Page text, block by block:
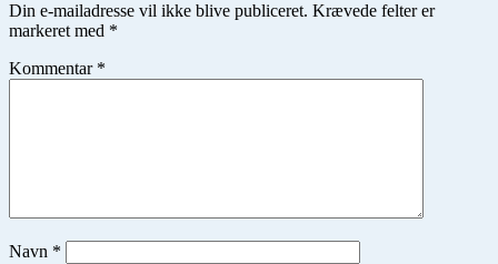
Din e-mailadresse vil ikke blive publiceret. Krævede felter er
markeret med *
Kommentar *
Navn *